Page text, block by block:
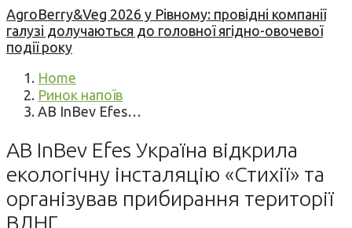
AgroBerry&Veg 2026 у Рівному: провідні компанії
галузі долучаються до головної ягідно-овочевої
події року
Home
Ринок напоїв
AB InBev Efes…
AB InBev Efes Україна відкрила
екологічну інсталяцію «Стихії» та
організував прибирання території
ВДНГ